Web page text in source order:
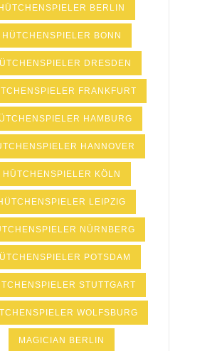
HÜTCHENSPIELER BERLIN
HÜTCHENSPIELER BONN
DRESDEN
FRANKFURT
HAMBURG
HANNOVER
HÜTCHENSPIELER KÖLN
LEIPZIG
NÜRNBERG
POTSDAM
STUTTGART
WOLFSBURG
MAGICIAN BERLIN